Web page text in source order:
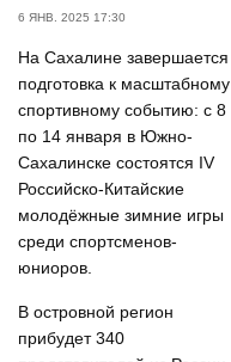
6 ЯНВ. 2025 17:30
На Сахалине завершается
подготовка к масштабному
спортивному событию: с 8
по 14 января в Южно-
Сахалинске состоятся IV
Российско-Китайские
молодёжные зимние игры
среди спортсменов-
юниоров.
В островной регион
прибудет 340